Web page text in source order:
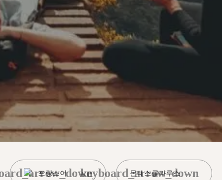
프랑스어 몬테스클라루스
keyboard_arrow_down